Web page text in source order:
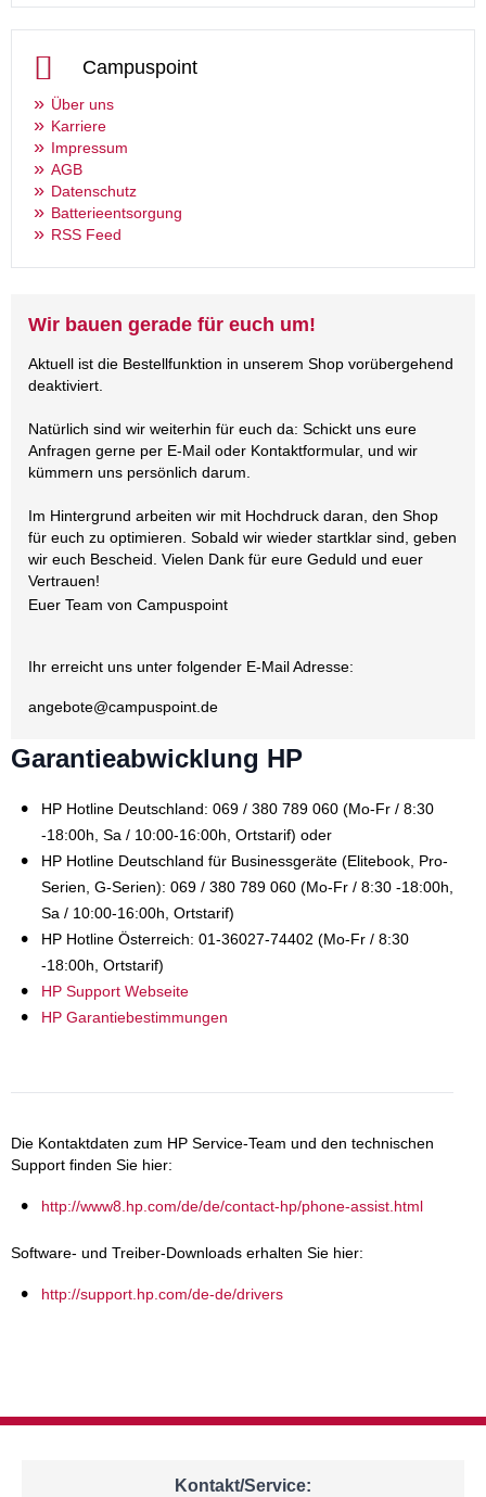
Campuspoint
Über uns
Karriere
Impressum
AGB
Datenschutz
Batterieentsorgung
RSS Feed
Wir bauen gerade für euch um!
Aktuell ist die Bestellfunktion in unserem Shop vorübergehend
deaktiviert.
Natürlich sind wir weiterhin für euch da: Schickt uns eure
Anfragen gerne per E-Mail oder Kontaktformular, und wir
kümmern uns persönlich darum.
Im Hintergrund arbeiten wir mit Hochdruck daran, den Shop
für euch zu optimieren. Sobald wir wieder startklar sind, geben
wir euch Bescheid. Vielen Dank für eure Geduld und euer
Vertrauen!
Euer Team von Campuspoint
Ihr erreicht uns unter folgender E-Mail Adresse:
angebote@campuspoint.de
Garantieabwicklung HP
HP Hotline Deutschland: 069 / 380 789 060 (Mo-Fr / 8:30
-18:00h, Sa / 10:00-16:00h, Ortstarif) oder
HP Hotline Deutschland für Businessgeräte (Elitebook, Pro-
Serien, G-Serien): 069 / 380 789 060 (Mo-Fr / 8:30 -18:00h,
Sa / 10:00-16:00h, Ortstarif)
HP Hotline Österreich: 01-36027-74402 (Mo-Fr / 8:30
-18:00h, Ortstarif)
HP Support Webseite
HP Garantiebestimmungen
Die Kontaktdaten zum HP Service-Team und den technischen
Support finden Sie hier:
http://www8.hp.com/de/de/contact-hp/phone-assist.html
Software- und Treiber-Downloads erhalten Sie hier:
http://support.hp.com/de-de/drivers
Kontakt/Service: